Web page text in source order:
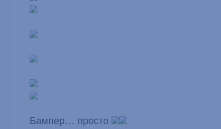
Бампер… просто